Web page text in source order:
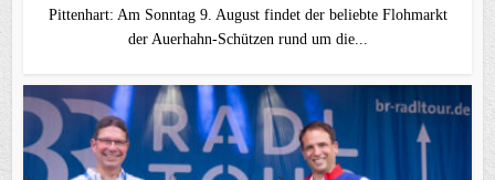
Pittenhart: Am Sonntag 9. August findet der beliebte Flohmarkt
der Auerhahn-Schützen rund um die...